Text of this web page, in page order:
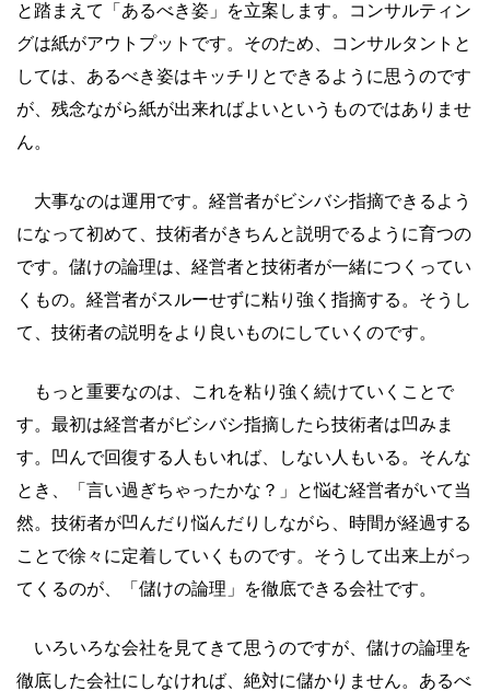
と踏まえて「あるべき姿」を立案します。コンサルティン
グは紙がアウトプットです。そのため、コンサルタントと
しては、あるべき姿はキッチリとできるように思うのです
が、残念ながら紙が出来ればよいというものではありませ
ん。
大事なのは運用です。経営者がビシバシ指摘できるよう
になって初めて、技術者がきちんと説明でるように育つの
です。儲けの論理は、経営者と技術者が一緒につくってい
くもの。経営者がスルーせずに粘り強く指摘する。そうし
て、技術者の説明をより良いものにしていくのです。
もっと重要なのは、これを粘り強く続けていくことで
す。最初は経営者がビシバシ指摘したら技術者は凹みま
す。凹んで回復する人もいれば、しない人もいる。そんな
とき、「言い過ぎちゃったかな？」と悩む経営者がいて当
然。技術者が凹んだり悩んだりしながら、時間が経過する
ことで徐々に定着していくものです。そうして出来上がっ
てくるのが、「儲けの論理」を徹底できる会社です。
いろいろな会社を見てきて思うのですが、儲けの論理を
徹底した会社にしなければ、絶対に儲かりません。あるべ